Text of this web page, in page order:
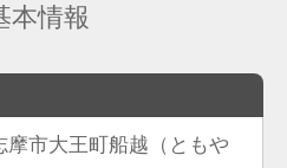
本情報
市大王町船越（ともや